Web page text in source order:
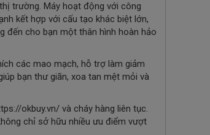
trường. Máy hoạt động với công
kết hợp với cấu tạo khác biệt lớn,
đến cho bạn một thân hình hoàn hảo
các mao mạch, hỗ trợ làm giảm
bạn thư giãn, xoa tan mệt mỏi và
okbuy.vn/ và cháy hàng liên tục.
chỉ sở hữu nhiều ưu điểm vượt